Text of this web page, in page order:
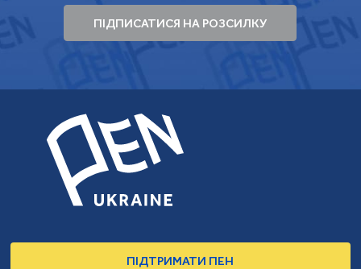
ПІДПИСАТИСЯ НА РОЗСИЛКУ
ПІДТРИМАТИ ПЕН